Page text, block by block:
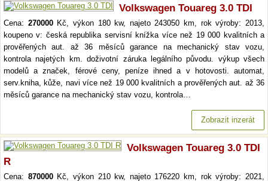
Volkswagen Touareg 3.0 TDI
Cena: 270000Kč, výkon 180 kw, najeto 243050 km, rok výroby: 2013,
koupeno v: česká republika servisní knížka více než 19 000 kvalitních a
prověřených aut. až 36 měsíců garance na mechanický stav vozu,
kontrola najetých km. doživotní záruka legálního původu. výkup všech
modelů a značek, férové ceny, peníze ihned a v hotovosti. automat,
serv.kniha, kůže, navi více než 19 000 kvalitních a prověřených aut. až 36
měsíců garance na mechanický stav vozu, kontrola…
Zobrazit inzerát
Volkswagen Touareg 3.0 TDI
R
Cena: 870000Kč, výkon 210 kw, najeto 176220 km, rok výroby: 2021,